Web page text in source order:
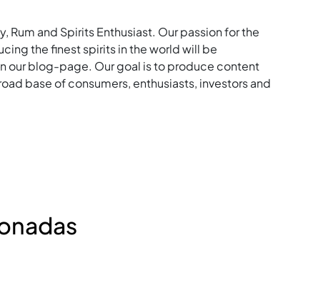
and Spirits Enthusiast. Our passion for the
the finest spirits in the world will be
our blog-page. Our goal is to produce content
base of consumers, enthusiasts, investors and